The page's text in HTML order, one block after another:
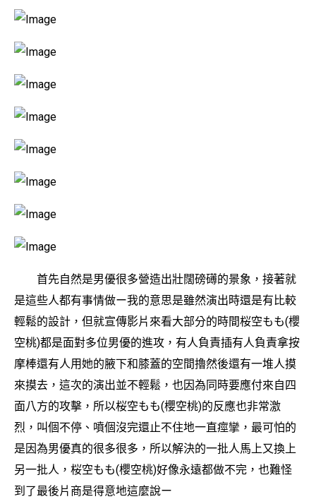
首先自然是男優很多營造出壯闊磅礡的景象，接著就
是這些人都有事情做ー我的意思是雖然演出時還是有比較
輕鬆的設計，但就宣傳影片來看大部分的時間桜空もも(櫻
空桃)都是面對多位男優的進攻，有人負責插有人負責拿按
摩棒還有人用她的腋下和膝蓋的空間擼然後還有一堆人摸
來摸去，這次的演出並不輕鬆，也因為同時要應付來自四
面八方的攻擊，所以桜空もも(櫻空桃)的反應也非常激
烈，叫個不停、噴個沒完還止不住地一直痙攣，最可怕的
是因為男優真的很多很多，所以解決的一批人馬上又換上
另一批人，桜空もも(櫻空桃)好像永遠都做不完，也難怪
到了最後片商是得意地這麼說ー